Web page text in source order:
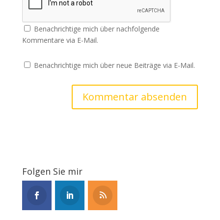
Benachrichtige mich über nachfolgende
Kommentare via E-Mail.
Benachrichtige mich über neue Beiträge via E-Mail.
Folgen Sie mir